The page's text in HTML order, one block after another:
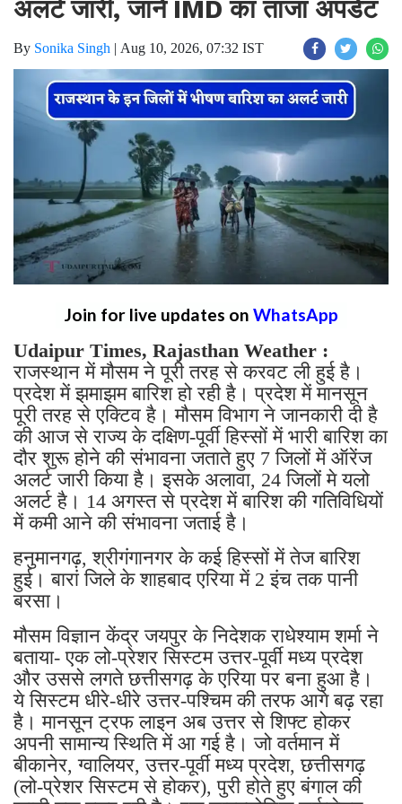
अलर्ट जारी, जाने IMD का ताजा अपडेट ​​​​​​​
By Sonika Singh | Aug 10, 2026, 07:32 IST
Join for live updates on WhatsApp
Udaipur Times, Rajasthan Weather :
राजस्थान में मौसम ने पूरी तरह से करवट ली हुई है।
प्रदेश में झमाझम बारिश हो रही है। प्रदेश में मानसून
पूरी तरह से एक्टिव है। मौसम विभाग ने जानकारी दी है
की आज से राज्य के दक्षिण-पूर्वी हिस्सों में भारी बारिश का
दौर शुरू होने की संभावना जताते हुए 7 जिलों में ऑरेंज
अलर्ट जारी किया है। इसके अलावा, 24 जिलों मे यलो
अलर्ट है। 14 अगस्त से प्रदेश में बारिश की गतिविधियों
में कमी आने की संभावना जताई है।
हनुमानगढ़, श्रीगंगानगर के कई हिस्सों में तेज बारिश
हुई। बारां जिले के शाहबाद एरिया में 2 इंच तक पानी
बरसा।
मौसम विज्ञान केंद्र जयपुर के निदेशक राधेश्याम शर्मा ने
बताया- एक लो-प्रेशर सिस्टम उत्तर-पूर्वी मध्य प्रदेश
और उससे लगते छत्तीसगढ़ के एरिया पर बना हुआ है।
ये सिस्टम धीरे-धीरे उत्तर-पश्चिम की तरफ आगे बढ़ रहा
है। मानसून ट्रफ लाइन अब उत्तर से शिफ्ट होकर
अपनी सामान्य स्थिति में आ गई है। जो वर्तमान में
बीकानेर, ग्वालियर, उत्तर-पूर्वी मध्य प्रदेश, छत्तीसगढ़
(लो-प्रेशर सिस्टम से होकर), पुरी होते हुए बंगाल की